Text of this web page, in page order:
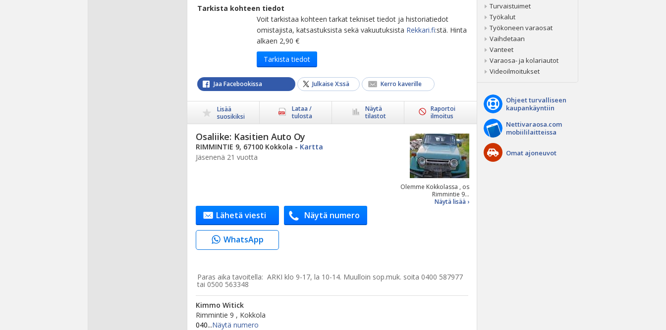
Tarkista kohteen tiedot
Voit tarkistaa kohteen tarkat tekniset tiedot ja historiatiedot
omistajista, katsastuksista sekä vakuutuksista Rekkari.fi:stä. Hinta
alkaen 2,90 €
Tarkista tiedot
Jaa Facebookissa Julkaise X:ssä Kerro kaverille
Lisää
suosikiksi
Lataa /
tulosta
Näytä
tilastot
Raportoi
ilmoitus
Olemme Kokkolassa , os
Rimmintie 9...
Näytä lisää ›
Osaliike: Kasitien Auto Oy
RIMMINTIE 9, 67100 Kokkola - Kartta
Jäsenenä 21 vuotta
Lähetä viesti Näytä numero
WhatsApp
Paras aika tavoitella: ARKI klo 9-17, la 10-14. Muulloin sop.muk. soita 0400 587977
tai 0500 563348
Kimmo Witick
Rimmintie 9 , Kokkola
040...Näytä numero
Turvaistuimet
Työkalut
Työkoneen varaosat
Vaihdetaan
Vanteet
Varaosa- ja kolariautot
Videoilmoitukset
Ohjeet turvalliseen
kaupankäyntiin
Nettivaraosa.com
mobiililaitteissa
Omat ajoneuvot